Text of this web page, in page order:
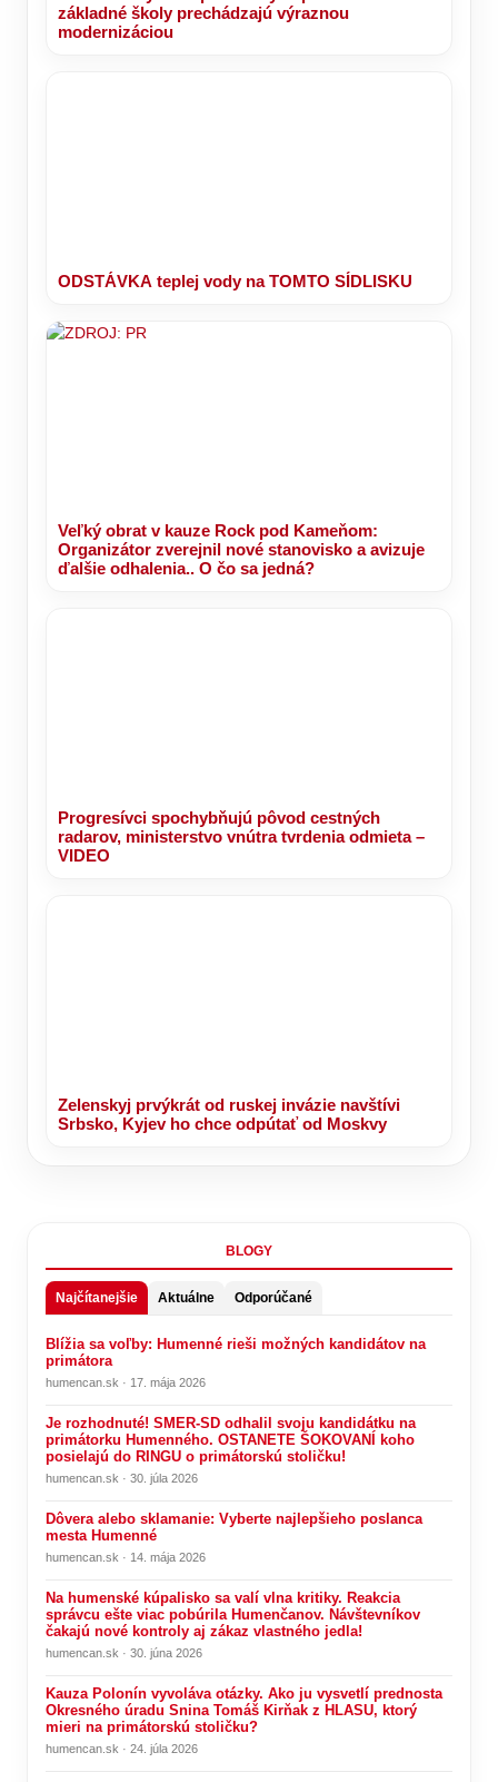
základné školy prechádzajú výraznou
modernizáciou
ODSTÁVKA teplej vody na TOMTO SÍDLISKU
Veľký obrat v kauze Rock pod Kameňom:
Organizátor zverejnil nové stanovisko a avizuje
ďalšie odhalenia.. O čo sa jedná?
Progresívci spochybňujú pôvod cestných
radarov, ministerstvo vnútra tvrdenia odmieta –
VIDEO
Zelenskyj prvýkrát od ruskej invázie navštívi
Srbsko, Kyjev ho chce odpútať od Moskvy
BLOGY
Najčítanejšie Aktuálne Odporúčané
Blížia sa voľby: Humenné rieši možných kandidátov na
primátora
humencan.sk · 17. mája 2026
Je rozhodnuté! SMER-SD odhalil svoju kandidátku na
primátorku Humenného. OSTANETE ŠOKOVANÍ koho
posielajú do RINGU o primátorskú stoličku!
humencan.sk · 30. júla 2026
Dôvera alebo sklamanie: Vyberte najlepšieho poslanca
mesta Humenné
humencan.sk · 14. mája 2026
Na humenské kúpalisko sa valí vlna kritiky. Reakcia
správcu ešte viac pobúrila Humenčanov. Návštevníkov
čakajú nové kontroly aj zákaz vlastného jedla!
humencan.sk · 30. júna 2026
Kauza Polonín vyvoláva otázky. Ako ju vysvetlí prednosta
Okresného úradu Snina Tomáš Kirňak z HLASU, ktorý
mieri na primátorskú stoličku?
humencan.sk · 24. júla 2026